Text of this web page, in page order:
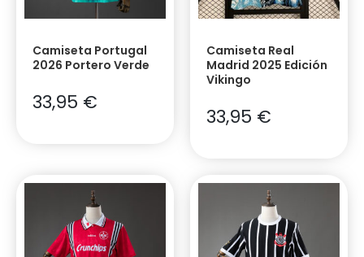
Camiseta Portugal
2026 Portero Verde
33,95 €
Camiseta Real
Madrid 2025 Edición
Vikingo
33,95 €